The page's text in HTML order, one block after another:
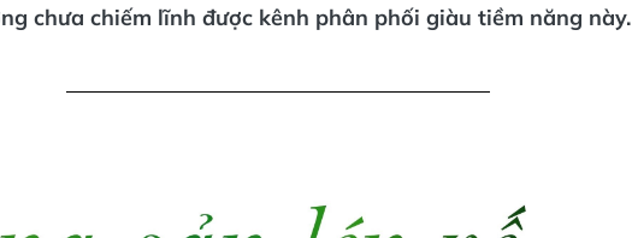
chưa chiếm lĩnh được kênh phân phối giàu tiềm năng này.